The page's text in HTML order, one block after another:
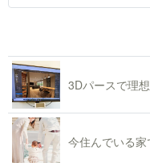
3Dパースで理
今住んでいる